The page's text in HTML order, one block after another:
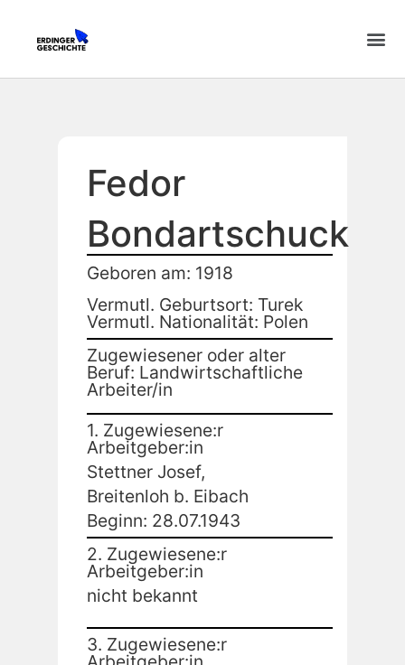
Fedor
Bondartschuck
Geboren am: 1918
Vermutl. Geburtsort: Turek
Vermutl. Nationalität: Polen
Zugewiesener oder alter
Beruf: Landwirtschaftliche
Arbeiter/in
1. Zugewiesene:r
Arbeitgeber:in
Stettner Josef,
Breitenloh b. Eibach
Beginn: 28.07.1943
2. Zugewiesene:r
Arbeitgeber:in
nicht bekannt
3. Zugewiesene:r